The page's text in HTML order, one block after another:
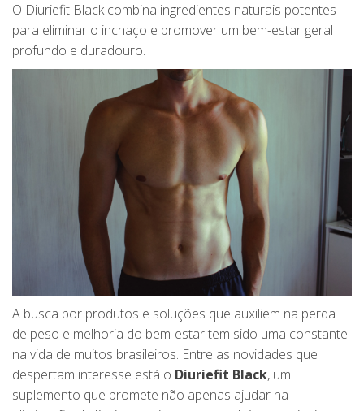
O Diuriefit Black combina ingredientes naturais potentes
para eliminar o inchaço e promover um bem-estar geral
profundo e duradouro.
A busca por produtos e soluções que auxiliem na perda
de peso e melhoria do bem-estar tem sido uma constante
na vida de muitos brasileiros. Entre as novidades que
despertam interesse está o Diuriefit Black, um
suplemento que promete não apenas ajudar na